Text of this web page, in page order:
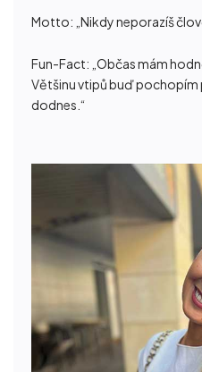
Motto: „ Nikdy neporazíš
Fun-Fact: „Občas mám
Většinu vtipů buď pochopím
dodnes.“